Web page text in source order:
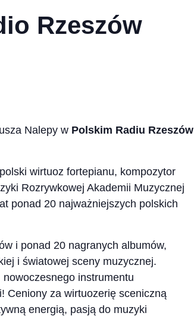
Rzeszów
Nalepy w Polskim Radiu Rzeszów
wirtuoz fortepianu, kompozytor
Rozrywkowej Akademii Muzycznej
ponad 20 najważniejszych polskich
i ponad 20 nagranych albumów,
i światowej sceny muzycznej.
nowoczesnego instrumentu
Ceniony za wirtuozerię sceniczną
energią, pasją do muzyki